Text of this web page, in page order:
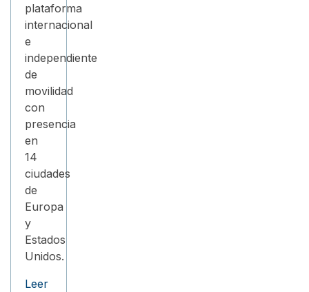
plataforma
internacional
e
independiente
de
movilidad
con
presencia
en
14
ciudades
de
Europa
y
Estados
Unidos.
Leer